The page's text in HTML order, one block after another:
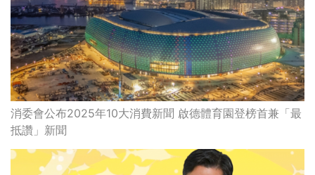
消委會公布2025年10大消費新聞 啟德體育園登榜首兼「最
抵讚」新聞